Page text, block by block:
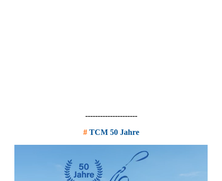
---------------------
# TCM 50 Jahre